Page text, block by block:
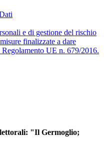
e di gestione del rischio
finalizzate a dare
UE n. 679/2016.
"Il Germoglio;